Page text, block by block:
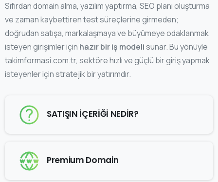
Sıfırdan domain alma, yazılım yaptırma, SEO planı oluşturma
ve zaman kaybettiren test süreçlerine girmeden;
doğrudan satışa, markalaşmaya ve büyümeye odaklanmak
isteyen girişimler için hazır bir iş modelisunar. Bu yönüyle
takimformasi.com.tr, sektöre hızlı ve güçlü bir giriş yapmak
isteyenler için stratejik bir yatırımdır.
SATIŞIN İÇERİĞİ NEDİR?
Premium Domain